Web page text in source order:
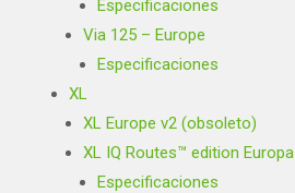
Especificaciones
Via 125 – Europe
Especificaciones
XL
XL Europe v2 (obsoleto)
XL IQ Routes™ edition Europa
Especificaciones